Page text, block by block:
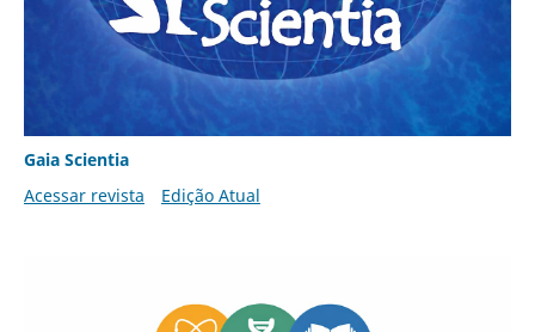
Gaia Scientia
Acessar revista
Edição Atual